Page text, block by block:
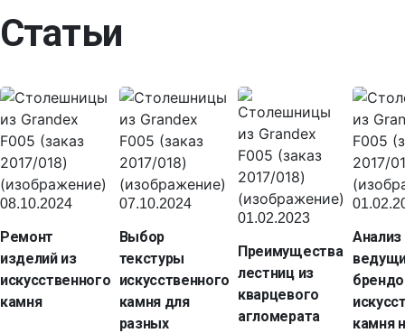
Статьи
08.10.2024
Ремонт
изделий из
искусственного
камня
07.10.2024
Выбор
текстуры
искусственного
камня для
разных
01.02.2023
Преимущества
лестниц из
кварцевого
агломерата
Анализ
камня